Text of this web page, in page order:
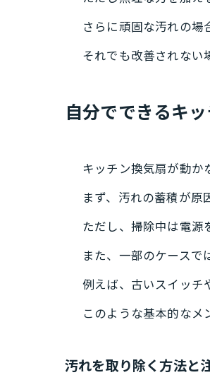
さらに頑固な汚れの場
それでも改善されない
自分でできるキ
キッチン換気扇が動か
まず、汚れの蓄積が原
ただし、掃除中は電源
また、一部のケースで
例えば、古いスイッチ
このような基本的なメ
汚れを取り除く方法と